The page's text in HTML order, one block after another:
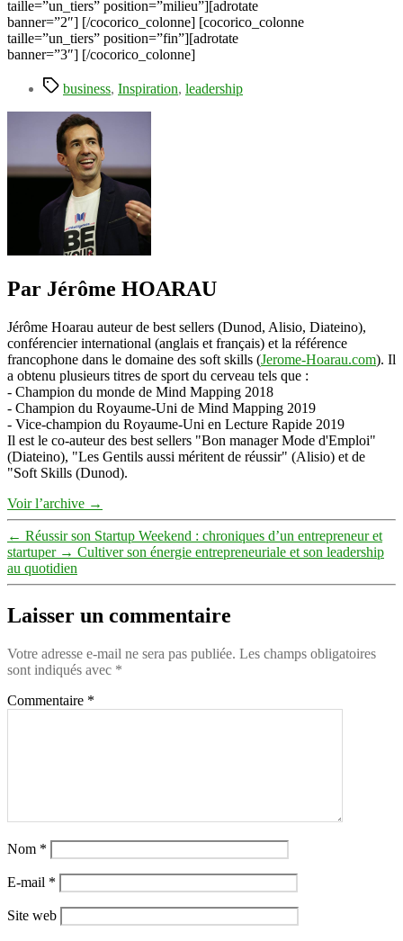
taille=”un_tiers” position=”milieu”][adrotate
banner=”2″] [/cocorico_colonne] [cocorico_colonne
taille=”un_tiers” position=”fin”][adrotate
banner=”3″] [/cocorico_colonne]
Étiquettes
business, Inspiration, leadership
Par Jérôme HOARAU
Jérôme Hoarau auteur de best sellers (Dunod, Alisio, Diateino),
conférencier international (anglais et français) et la référence
francophone dans le domaine des soft skills (Jerome-Hoarau.com). Il
a obtenu plusieurs titres de sport du cerveau tels que :
- Champion du monde de Mind Mapping 2018
- Champion du Royaume-Uni de Mind Mapping 2019
- Vice-champion du Royaume-Uni en Lecture Rapide 2019
Il est le co-auteur des best sellers "Bon manager Mode d'Emploi"
(Diateino), "Les Gentils aussi méritent de réussir" (Alisio) et de
"Soft Skills (Dunod).
Voir l’archive →
← Réussir son Startup Weekend : chroniques d’un entrepreneur et
startuper → Cultiver son énergie entrepreneuriale et son leadership
au quotidien
Laisser un commentaire
Votre adresse e-mail ne sera pas publiée. Les champs obligatoires
sont indiqués avec *
Commentaire *
Nom *
E-mail *
Site web